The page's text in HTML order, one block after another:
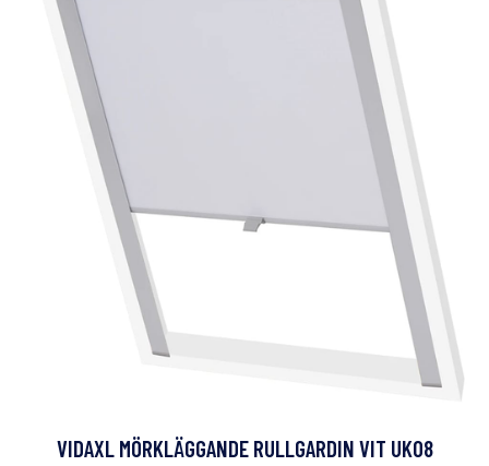
VIDAXL MÖRKLÄGGANDE RULLGARDIN VIT UK08